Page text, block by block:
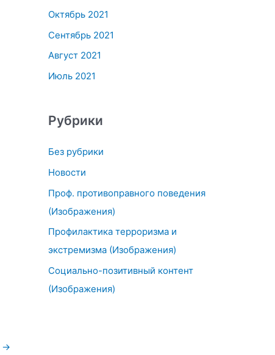
→
Октябрь 2021
Сентябрь 2021
Август 2021
Июль 2021
Рубрики
Без рубрики
Новости
Проф. противоправного поведения
(Изображения)
Профилактика терроризма и
экстремизма (Изображения)
Социально-позитивный контент
(Изображения)